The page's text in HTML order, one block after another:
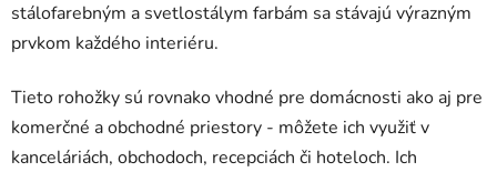
stálofarebným a svetlostálym farbám sa stávajú výrazným
prvkom každého interiéru.
Tieto rohožky sú rovnako vhodné pre domácnosti ako aj pre
komerčné a obchodné priestory - môžete ich využiť v
kanceláriách, obchodoch, recepciách či hoteloch. Ich